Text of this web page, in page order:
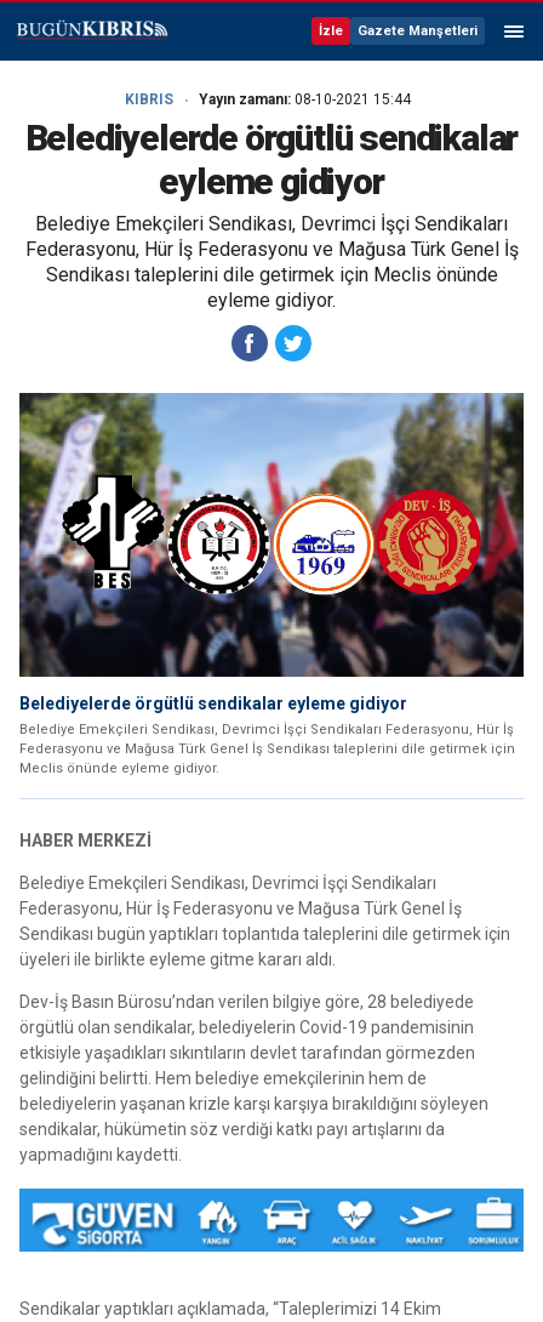
İzle Gazete Manşetleri
KIBRIS Yayın zamanı: 08-10-2021 15:44
Belediyelerde örgütlü sendikalar
eyleme gidiyor
Belediye Emekçileri Sendikası, Devrimci İşçi Sendikaları
Federasyonu, Hür İş Federasyonu ve Mağusa Türk Genel İş
Sendikası taleplerini dile getirmek için Meclis önünde
eyleme gidiyor.
Belediyelerde örgütlü sendikalar eyleme gidiyor
Belediye Emekçileri Sendikası, Devrimci İşçi Sendikaları Federasyonu, Hür İş
Federasyonu ve Mağusa Türk Genel İş Sendikası taleplerini dile getirmek için
Meclis önünde eyleme gidiyor.
HABER MERKEZİ
Belediye Emekçileri Sendikası, Devrimci İşçi Sendikaları
Federasyonu, Hür İş Federasyonu ve Mağusa Türk Genel İş
Sendikası bugün yaptıkları toplantıda taleplerini dile getirmek için
üyeleri ile birlikte eyleme gitme kararı aldı.
Dev-İş Basın Bürosu’ndan verilen bilgiye göre, 28 belediyede
örgütlü olan sendikalar, belediyelerin Covid-19 pandemisinin
etkisiyle yaşadıkları sıkıntıların devlet tarafından görmezden
gelindiğini belirtti. Hem belediye emekçilerinin hem de
belediyelerin yaşanan krizle karşı karşıya bırakıldığını söyleyen
sendikalar, hükümetin söz verdiği katkı payı artışlarını da
yapmadığını kaydetti.
Sendikalar yaptıkları açıklamada, “Taleplerimizi 14 Ekim